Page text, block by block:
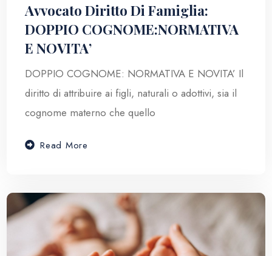
Avvocato Diritto Di Famiglia:
DOPPIO COGNOME:NORMATIVA
E NOVITA’
DOPPIO COGNOME: NORMATIVA E NOVITA’ Il
diritto di attribuire ai figli, naturali o adottivi, sia il
cognome materno che quello
Read More